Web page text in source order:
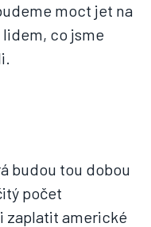
moct jet na
co jsme
budou tou dobou
počet
zaplatit americké